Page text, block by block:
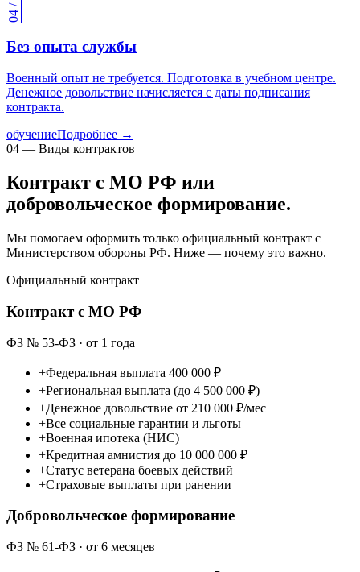
Без опыта службы
Военный опыт не требуется. Подготовка в учебном центре.
Денежное довольствие начисляется с даты подписания
контракта.
обучениеПодробнее →
04 — Виды контрактов
Контракт с МО РФ или
добровольческое формирование.
Мы помогаем оформить только официальный контракт с
Министерством обороны РФ. Ниже — почему это важно.
Официальный контракт
Контракт с МО РФ
ФЗ № 53-ФЗ · от 1 года
+Федеральная выплата 400 000 ₽
+Региональная выплата (до 4 500 000 ₽)
+Денежное довольствие от 210 000 ₽/мес
+Все социальные гарантии и льготы
+Военная ипотека (НИС)
+Кредитная амнистия до 10 000 000 ₽
+Статус ветерана боевых действий
+Страховые выплаты при ранении
Добровольческое формирование
ФЗ № 61-ФЗ · от 6 месяцев